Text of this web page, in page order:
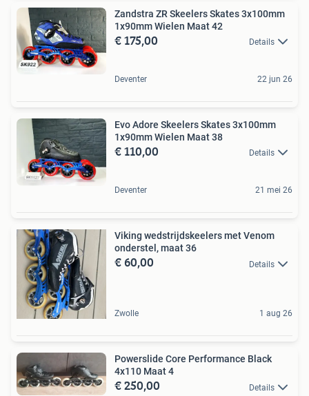
Zandstra ZR Skeelers Skates 3x100mm
1x90mm Wielen Maat 42
€ 175,00 Details
Deventer 22 jun 26
Evo Adore Skeelers Skates 3x100mm
1x90mm Wielen Maat 38
€ 110,00 Details
Deventer 21 mei 26
Viking wedstrijdskeelers met Venom
onderstel, maat 36
€ 60,00 Details
Zwolle 1 aug 26
Powerslide Core Performance Black
4x110 Maat 4
€ 250,00 Details